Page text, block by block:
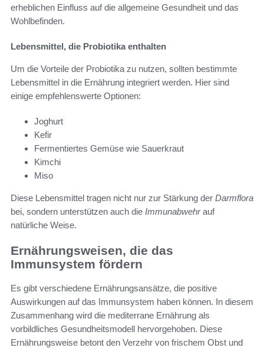
erheblichen Einfluss auf die allgemeine Gesundheit und das
Wohlbefinden.
Lebensmittel, die Probiotika enthalten
Um die Vorteile der Probiotika zu nutzen, sollten bestimmte
Lebensmittel in die Ernährung integriert werden. Hier sind
einige empfehlenswerte Optionen:
Joghurt
Kefir
Fermentiertes Gemüse wie Sauerkraut
Kimchi
Miso
Diese Lebensmittel tragen nicht nur zur Stärkung der Darmflora
bei, sondern unterstützen auch die Immunabwehrauf
natürliche Weise.
Ernährungsweisen, die das
Immunsystem fördern
Es gibt verschiedene Ernährungsansätze, die positive
Auswirkungen auf das Immunsystem haben können. In diesem
Zusammenhang wird die mediterrane Ernährung als
vorbildliches Gesundheitsmodell hervorgehoben. Diese
Ernährungsweise betont den Verzehr von frischem Obst und